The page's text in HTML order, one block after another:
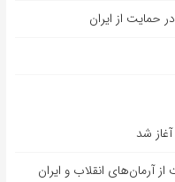
حمایت از ایران
شد
آرمان‌های انقلاب و ایران